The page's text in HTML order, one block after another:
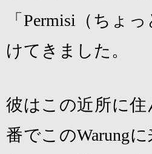
「 Permisi （ちょ
けてきました。
彼はこの近所に
番でこのWarung